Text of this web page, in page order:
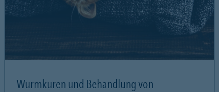
Wurmkuren und Behandlung von